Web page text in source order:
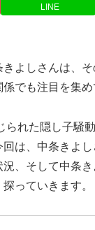
LINE
よしさんは、
でも注目を集め
られた隠し子騒
は、中条きよし
、そして中条
っていきます。